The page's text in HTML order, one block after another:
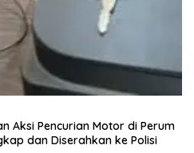
Aksi Pencurian Motor di Perum
dan Diserahkan ke Polisi